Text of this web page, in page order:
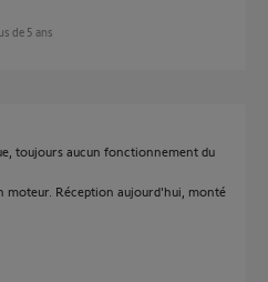
de 5 ans
toujours aucun fonctionnement du
moteur. Réception aujourd'hui, monté